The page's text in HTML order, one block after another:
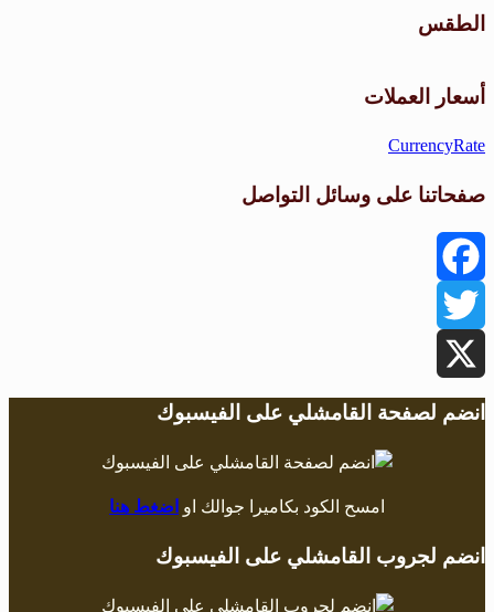
الطقس
أسعار العملات
CurrencyRate
صفحاتنا على وسائل التواصل
Facebook
Twitter
X
انضم لصفحة القامشلي على الفيسبوك
امسح الكود بكاميرا جوالك او اضغط هنا
انضم لجروب القامشلي على الفيسبوك